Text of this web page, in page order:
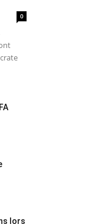
0
lors